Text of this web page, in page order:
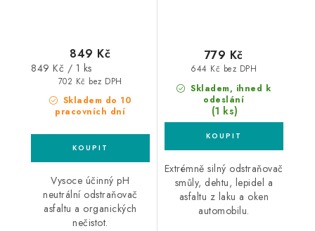
Skladem do 10
pracovních dní
702 Kč bez DPH
849 Kč
Měrná
849 Kč / 1 ks
Vysoce účinný pH
neutrální odstraňovač
asfaltu a organických
nečistot.
Skladem, ihned k
odeslání
(1 ks)
644 Kč bez DPH
779 Kč
Extrémně silný odstraňovač
smůly, dehtu, lepidel a
asfaltu z laku a oken
automobilu.